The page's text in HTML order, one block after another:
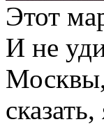
Этот
И не